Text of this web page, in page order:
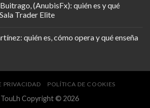
(AnubisFx): quién es y qué
Trader Elite
quién es, cómo opera y qué enseña
PRIVACIDAD POLÍTICA DE COOKIES
TouLh Copyright © 2026